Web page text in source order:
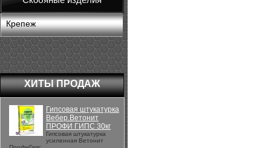
Крепеж
ХИТЫ ПРОДАЖ
Гипсовая штукатурка
Вебер.Ветонит
ПРОФИ ГИПС 30кг
Гипсовая штукатурка
усиленная Ветонит